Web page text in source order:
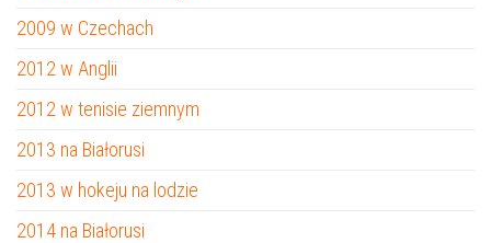
2009 w Czechach
2012 w Anglii
2012 w tenisie ziemnym
2013 na Białorusi
2013 w hokeju na lodzie
2014 na Białorusi